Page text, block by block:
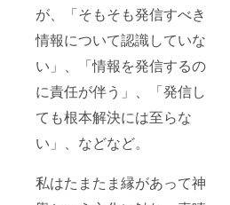
が、「そもそも発信すべき
情報について認識していな
い」、「情報を発信するの
に責任が伴う」、「発信し
ても根本解決には至らな
い」、などなど。
私はたまたま縁があって神